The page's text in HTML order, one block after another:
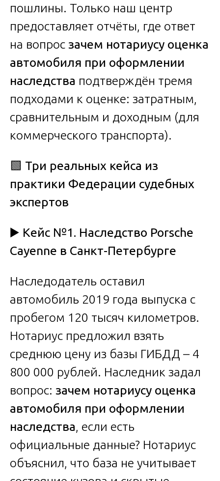
пошлины. Только наш центр
предоставляет отчёты, где ответ
на вопрос зачем нотариусу оценка
автомобиля при оформлении
наследства подтверждён тремя
подходами к оценке: затратным,
сравнительным и доходным (для
коммерческого транспорта).
🟩 Три реальных кейса из
практики Федерации судебных
экспертов
▶️ Кейс №1. Наследство Porsche
Cayenne в Санкт-Петербурге
Наследодатель оставил
автомобиль 2019 года выпуска с
пробегом 120 тысяч километров.
Нотариус предложил взять
среднюю цену из базы ГИБДД – 4
800 000 рублей. Наследник задал
вопрос: зачем нотариусу оценка
автомобиля при оформлении
наследства, если есть
официальные данные? Нотариус
объяснил, что база не учитывает